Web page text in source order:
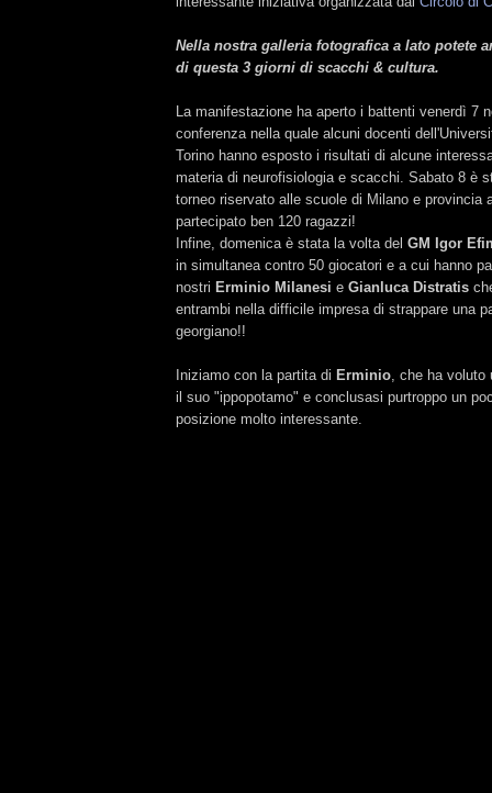
Nella nostra galleria fotografica a lato potete
di questa 3 giorni di scacchi & cultura.
La manifestazione ha aperto i battenti venerdì 7
conferenza nella quale alcuni docenti
Torino hanno esposto i risultati di alcune
materia di neurofisiologia e scacchi. Sabato 8 è
torneo riservato alle scuole di Milano e provincia
partecipato ben 120 ragazzi!
Infine, domenica è stata la volta del GM Igor
in simultanea contro 50 giocatori e a cui hanno
nostri Erminio Milanesi e Gianluca Distratis
entrambi nella difficile impresa di strappare una
georgiano!!
Iniziamo con la partita di Erminio , che ha
il suo "ippopotamo" e conclusasi purtroppo un
posizione molto interessante.